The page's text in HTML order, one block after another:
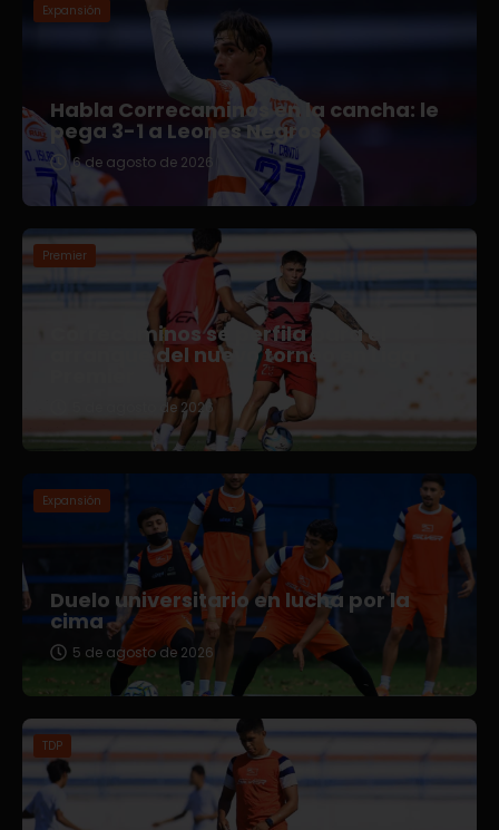
Expansión
Habla Correcaminos en la cancha: le
pega 3-1 a Leones Negros
6 de agosto de 2026
Premier
Correcaminos se perfila para el
arranque del nuevo torneo en Liga
5 de agosto de 2026
Expansión
Duelo universitario en lucha por la
cima
5 de agosto de 2026
TDP